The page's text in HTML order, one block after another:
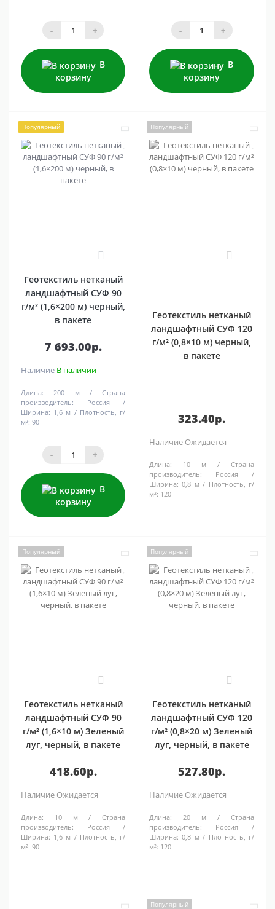
- +
В
корзину
- +
В
корзину
Популярный
0
Геотекстиль нетканый
ландшафтный СУФ 90
г/м² (1,6×200 м) черный,
в пакете
7 693.00р.
Наличие В наличии
Длина: 200 м
Страна
производитель:
Россия
Ширина: 1,6 м
Плотность, г/
м²: 90
- +
В
корзину
Популярный
0
Геотекстиль нетканый
ландшафтный СУФ 120
г/м² (0,8×10 м) черный,
в пакете
323.40р.
Наличие Ожидается
Длина: 10 м
Страна
производитель:
Россия
Ширина: 0,8 м
Плотность, г/
м²: 120
Популярный
0
Геотекстиль нетканый
ландшафтный СУФ 90
г/м² (1,6×10 м) Зеленый
луг, черный, в пакете
418.60р.
Наличие Ожидается
Длина: 10 м
Страна
производитель:
Россия
Ширина: 1,6 м
Плотность, г/
м²: 90
Популярный
0
Геотекстиль нетканый
ландшафтный СУФ 120
г/м² (0,8×20 м) Зеленый
луг, черный, в пакете
527.80р.
Наличие Ожидается
Длина: 20 м
Страна
производитель:
Россия
Ширина: 0,8 м
Плотность, г/
м²: 120
Популярный